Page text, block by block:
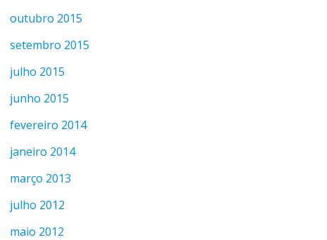
outubro 2015
setembro 2015
julho 2015
junho 2015
fevereiro 2014
janeiro 2014
março 2013
julho 2012
maio 2012